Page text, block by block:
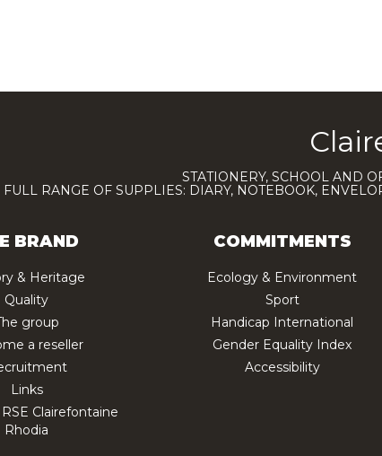
STATIONERY, SCHOOL AND
FULL RANGE OF SUPPLIES: DIARY, NOTEBOOK,
BRAND
& Heritage
Quality
group
a reseller
Links
Clairefontaine
Rhodia
COMMITMENTS
Ecology & Environment
Sport
Handicap International
Gender Equality Index
Accessibility